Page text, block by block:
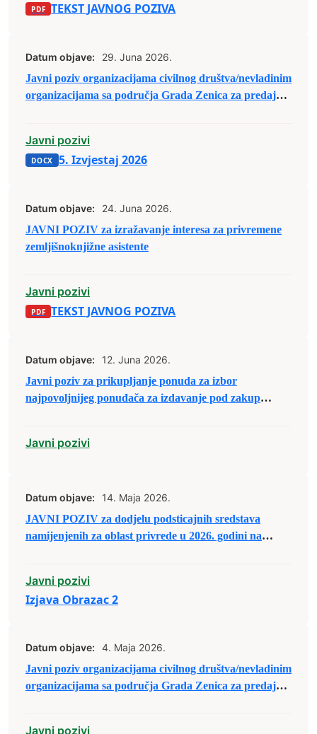
TEKST JAVNOG POZIVA
Datum objave:
29. Juna 2026.
Javni poziv organizacijama civilnog društva/nevladinim
organizacijama sa područja Grada Zenica za predaju
Javni pozivi
5. Izvjestaj 2026
Datum objave:
24. Juna 2026.
JAVNI POZIV za izražavanje interesa za privremene
zemljišnoknjižne asistente
Javni pozivi
TEKST JAVNOG POZIVA
Datum objave:
12. Juna 2026.
Javni poziv za prikupljanje ponuda za izbor
najpovoljnijeg ponuđača za izdavanje pod zakup
Javni pozivi
Datum objave:
14. Maja 2026.
JAVNI POZIV za dodjelu podsticajnih sredstava
namijenjenih za oblast privrede u 2026. godini na
Javni pozivi
Izjava Obrazac 2
Datum objave:
4. Maja 2026.
Javni poziv organizacijama civilnog društva/nevladinim
organizacijama sa područja Grada Zenica za predaju
Javni pozivi